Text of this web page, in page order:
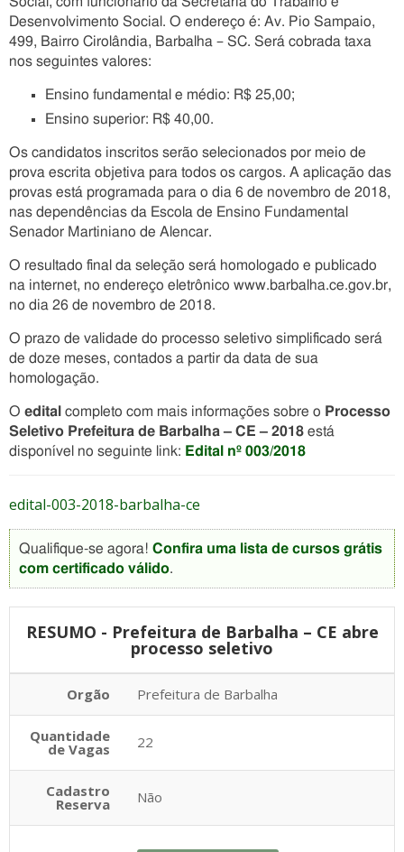
Desenvolvimento Social. O endereço é: Av. Pio Sampaio,
499, Bairro Cirolândia, Barbalha – SC. Será cobrada taxa
nos seguintes valores:
Ensino fundamental e médio: R$ 25,00;
Ensino superior: R$ 40,00.
Os candidatos inscritos serão selecionados por meio de
prova escrita objetiva para todos os cargos. A aplicação das
provas está programada para o dia 6 de novembro de 2018,
nas dependências da Escola de Ensino Fundamental
Senador Martiniano de Alencar.
O resultado final da seleção será homologado e publicado
na internet, no endereço eletrônico www.barbalha.ce.gov.br,
no dia 26 de novembro de 2018.
O prazo de validade do processo seletivo simplificado será
de doze meses, contados a partir da data de sua
homologação.
O edital completo com mais informações sobre o Processo
Seletivo Prefeitura de Barbalha – CE – 2018 está
disponível no seguinte link: Edital nº 003/2018
edital-003-2018-barbalha-ce
Qualifique-se agora! Confira uma lista de cursos grátis
com certificado válido.
RESUMO - Prefeitura de Barbalha – CE abre
processo seletivo
Orgão Prefeitura de Barbalha
Quantidade
de Vagas 22
Cadastro
Reserva Não